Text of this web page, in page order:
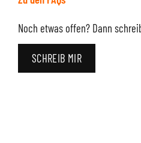
Noch etwas offen? Dann
SCHREIB MIR